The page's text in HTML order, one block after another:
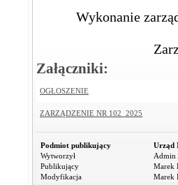
Wykonanie
Załączniki:
OGŁOSZENIE
ZARZĄDZENIE NR 102_2025
Podmiot publikujący
Urząd
Wytworzył
Admin
Publikujący
Marek
Modyfikacja
Marek